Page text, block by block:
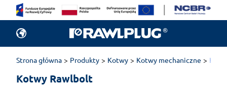
Strona główna Produkty Kotwy Kotwy mechaniczne
Kotwy Rawlbolt